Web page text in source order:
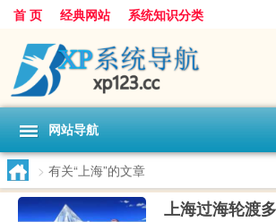
首 页 经典网站 系统知识分类
网站导航
> 有关“上海”的文章
上海过海轮渡